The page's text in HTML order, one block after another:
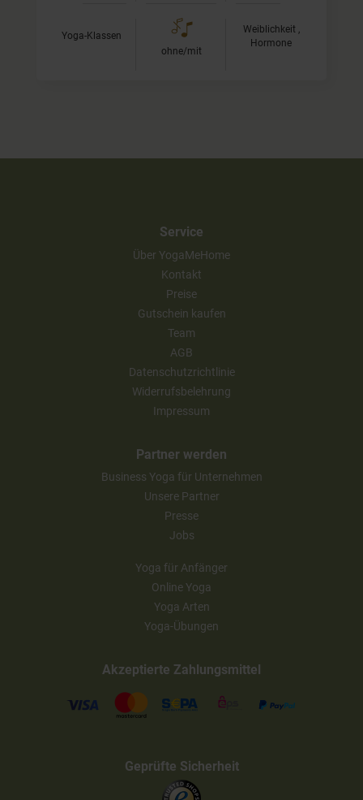
Yoga-Klassen
ohne/mit
Weiblichkeit ,
Hormone
Service
Über YogaMeHome
Kontakt
Preise
Gutschein kaufen
Team
AGB
Datenschutzrichtlinie
Widerrufsbelehrung
Impressum
Partner werden
Business Yoga für Unternehmen
Unsere Partner
Presse
Jobs
Yoga für Anfänger
Online Yoga
Yoga Arten
Yoga-Übungen
Akzeptierte Zahlungsmittel
Geprüfte Sicherheit